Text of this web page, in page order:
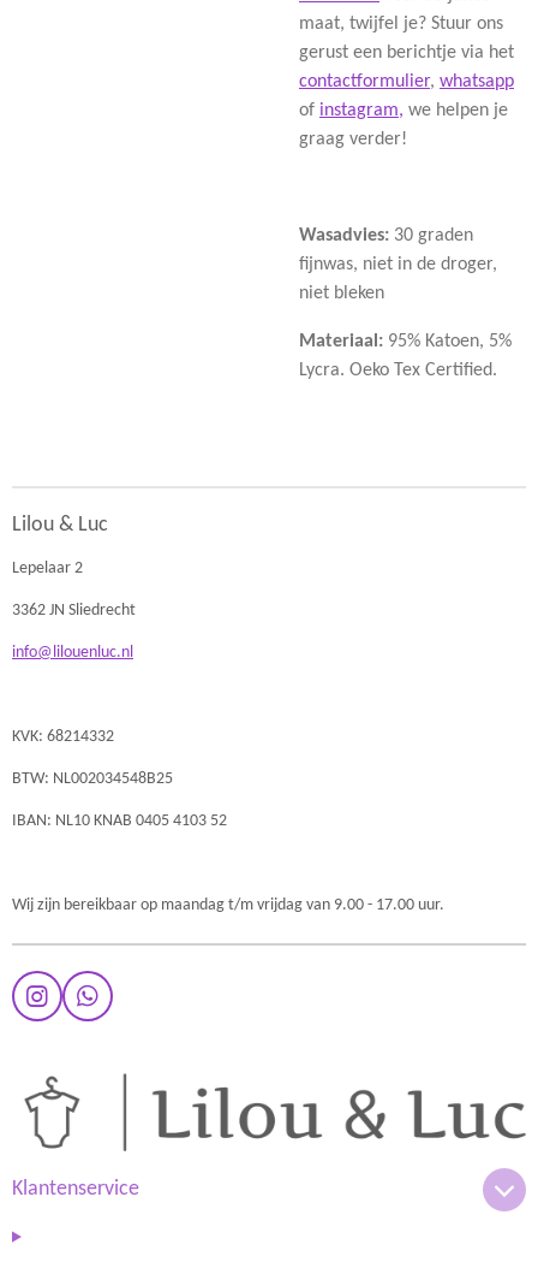
maat, twijfel je? Stuur ons
gerust een berichtje via het
contactformulier, whatsapp
of instagram, we helpen je
graag verder!
Wasadvies: 30 graden
fijnwas, niet in de droger,
niet bleken
Materiaal: 95% Katoen, 5%
Lycra. Oeko Tex Certified.
Lilou & Luc
Lepelaar 2
3362 JN Sliedrecht
info@lilouenluc.nl
KVK: 68214332
BTW: NL002034548B25
IBAN: NL10 KNAB 0405 4103 52
Wij zijn bereikbaar op maandag t/m vrijdag van 9.00 - 17.00 uur.
I
n
a
r
m
W
h
Klantenservice